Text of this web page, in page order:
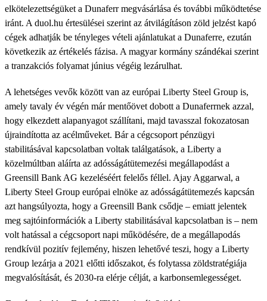
elkötelezettségüket a Dunaferr megvásárlása és további működtetése
iránt. A duol.hu értesülései szerint az átvilágításon zöld jelzést kapó
cégek adhatják be tényleges vételi ajánlatukat a Dunaferre, ezután
következik az értékelés fázisa. A magyar kormány szándékai szerint
a tranzakciós folyamat június végéig lezárulhat.
A lehetséges vevők között van az európai Liberty Steel Group is,
amely tavaly év végén már mentőövet dobott a Dunaferrnek azzal,
hogy elkezdett alapanyagot szállítani, majd tavasszal fokozatosan
újraindította az acélműveket. Bár a cégcsoport pénzügyi
stabilitásával kapcsolatban voltak találgatások, a Liberty a
közelmúltban aláírta az adósságátütemezési megállapodást a
Greensill Bank AG kezeléséért felelős féllel. Ajay Aggarwal, a
Liberty Steel Group európai elnöke az adósságátütemezés kapcsán
azt hangsúlyozta, hogy a Greensill Bank csődje – emiatt jelentek
meg sajtóinformációk a Liberty stabilitásával kapcsolatban is – nem
volt hatással a cégcsoport napi működésére, de a megállapodás
rendkívül pozitív fejlemény, hiszen lehetővé teszi, hogy a Liberty
Group lezárja a 2021 előtti időszakot, és folytassa zöldstratégiája
megvalósítását, és 2030-ra elérje célját, a karbonsemlegességet.